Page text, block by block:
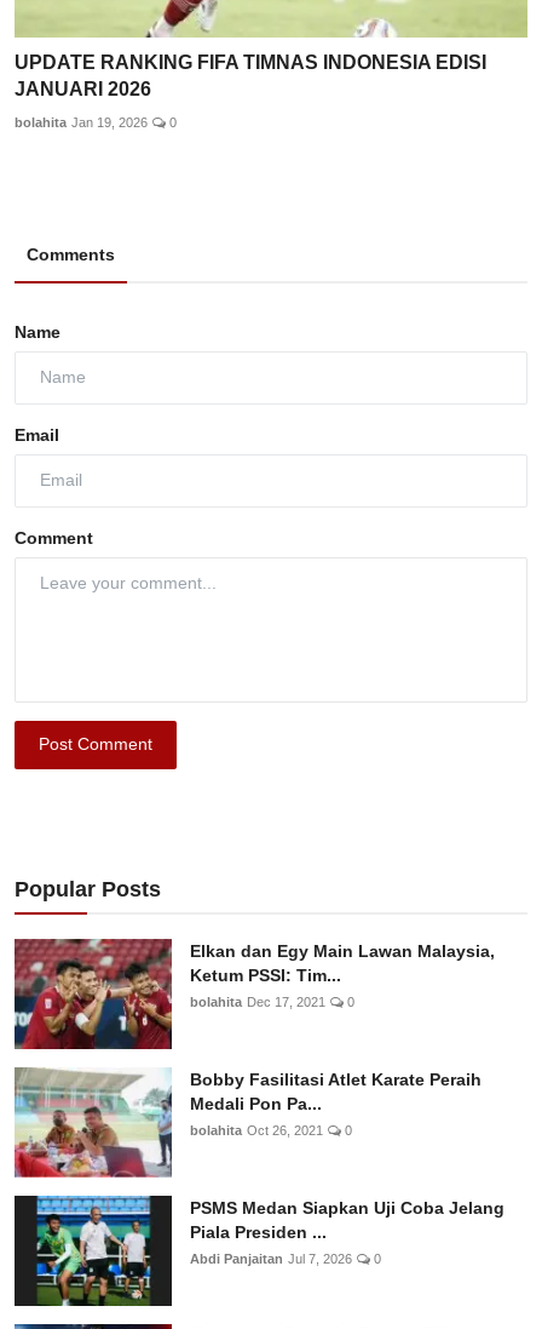
UPDATE RANKING FIFA TIMNAS INDONESIA EDISI
JANUARI 2026
bolahita Jan 19, 2026 0
Comments
Name
Email
Comment
Post Comment
Popular Posts
Elkan dan Egy Main Lawan Malaysia,
Ketum PSSI: Tim...
bolahita Dec 17, 2021 0
Bobby Fasilitasi Atlet Karate Peraih
Medali Pon Pa...
bolahita Oct 26, 2021 0
PSMS Medan Siapkan Uji Coba Jelang
Piala Presiden ...
Abdi Panjaitan Jul 7, 2026 0